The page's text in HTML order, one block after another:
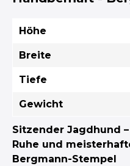
Höhe
Breite
Tiefe
Gewicht
Sitzender Jagdhund
Ruhe und
Bergmann-Stempel